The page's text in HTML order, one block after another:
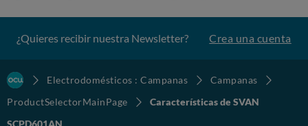
¿Quieres recibir nuestra Newsletter? Crea una cuenta
Electrodomésticos : Campanas
Campanas
ProductSelectorMainPage
Características de SVAN
SCPD601AN